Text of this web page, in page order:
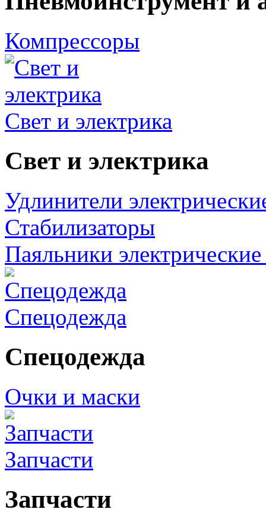
Компрессоры
Свет и электрика
Свет и электрика
Удлинители
Стабилизаторы
Паяльники
Спецодежда
Спецодежда
Очки и маски
Запчасти
Запчасти